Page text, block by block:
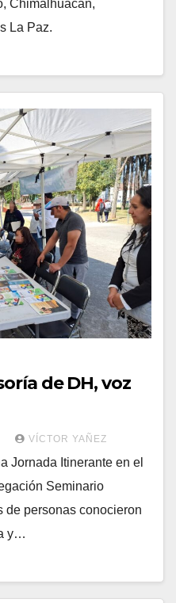
Chimalhuacán,
La Paz.
de DH, voz
VÍCTOR YAÑEZ
Jornada Itinerante en el
Seminario
de personas conocieron
y…